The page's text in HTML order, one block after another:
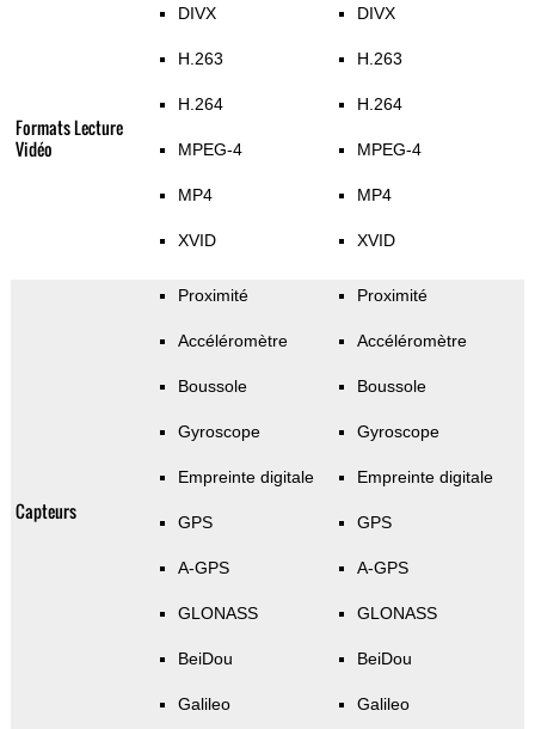
Formats Lecture
Vidéo
DIVX
H.263
H.264
MPEG-4
MP4
XVID
DIVX
H.263
H.264
MPEG-4
MP4
XVID
Capteurs
Proximité
Accéléromètre
Boussole
Gyroscope
Empreinte digitale
GPS
A-GPS
GLONASS
BeiDou
Galileo
Proximité
Accéléromètre
Boussole
Gyroscope
Empreinte digitale
GPS
A-GPS
GLONASS
BeiDou
Galileo